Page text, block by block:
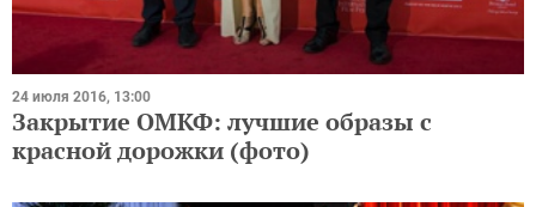
24 июля 2016, 13:00
Закрытие ОМКФ: лучшие образы с
красной дорожки (фото)